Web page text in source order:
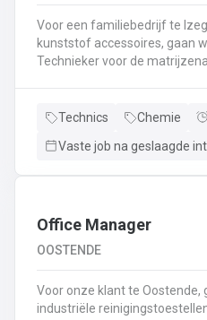
Voor een familiebedrijf te
kunststof accessoires, gaan
Technieker voor de matrijzenafdeling. Als
productie en stel je de
analyseer je fouten en waar
de veiligheidssystemen
de productie en anticipeer je
Technics Chemie
Vaste job na geslaagde
Office Manager
OOSTENDE
Voor onze klant te Oostende,
industriële